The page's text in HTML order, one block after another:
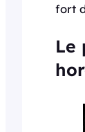
fort
Le